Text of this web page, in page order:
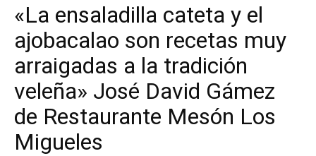
«La ensaladilla cateta y el
ajobacalao son recetas muy
arraigadas a la tradición
veleña» José David Gámez
de Restaurante Mesón Los
Migueles